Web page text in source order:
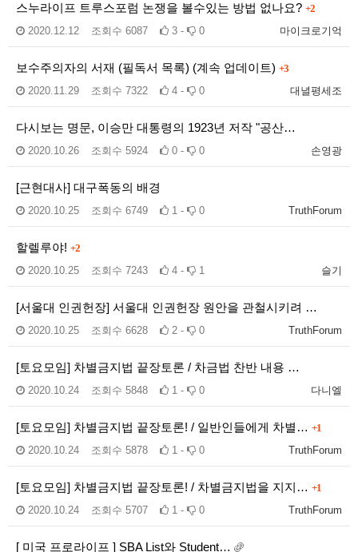
스누라이프 트루스포럼 논쟁을 볼수있는 방법 없나요? +2
마이크로기억
2020.12.12 조회수 6087 3 - 0
보수주의자의 서재 (필독서 목록) (계속 업데이트) +3
대녈평세조
2020.11.29 조회수 7322 4 - 0
다시보는 명문, 이승만 대통령의 1923년 저작 "공산…
손영광
2020.10.26 조회수 5924 0 - 0
[근현대사] 대구폭동의 배경
TruthForum
2020.10.25 조회수 6749 1 - 0
할렐루야! +2
슬기
2020.10.25 조회수 7243 4 - 1
[서울대 인권헌장] 서울대 인권헌장 원안을 관철시키려 …
TruthForum
2020.10.25 조회수 6628 2 - 0
[토요모임] 차별금지법 끝장토론 / 차금법 찬반 내용 …
다니엘
2020.10.24 조회수 5848 1 - 0
[토요모임] 차별금지법 끝장토론! / 일반인들에게 차별… +1
TruthForum
2020.10.24 조회수 5878 1 - 0
[토요모임] 차별금지법 끝장토론! / 차별금지법을 지지… +1
TruthForum
2020.10.24 조회수 5707 1 - 0
[ 미국 프로라이프 ] SBA List와 Student…